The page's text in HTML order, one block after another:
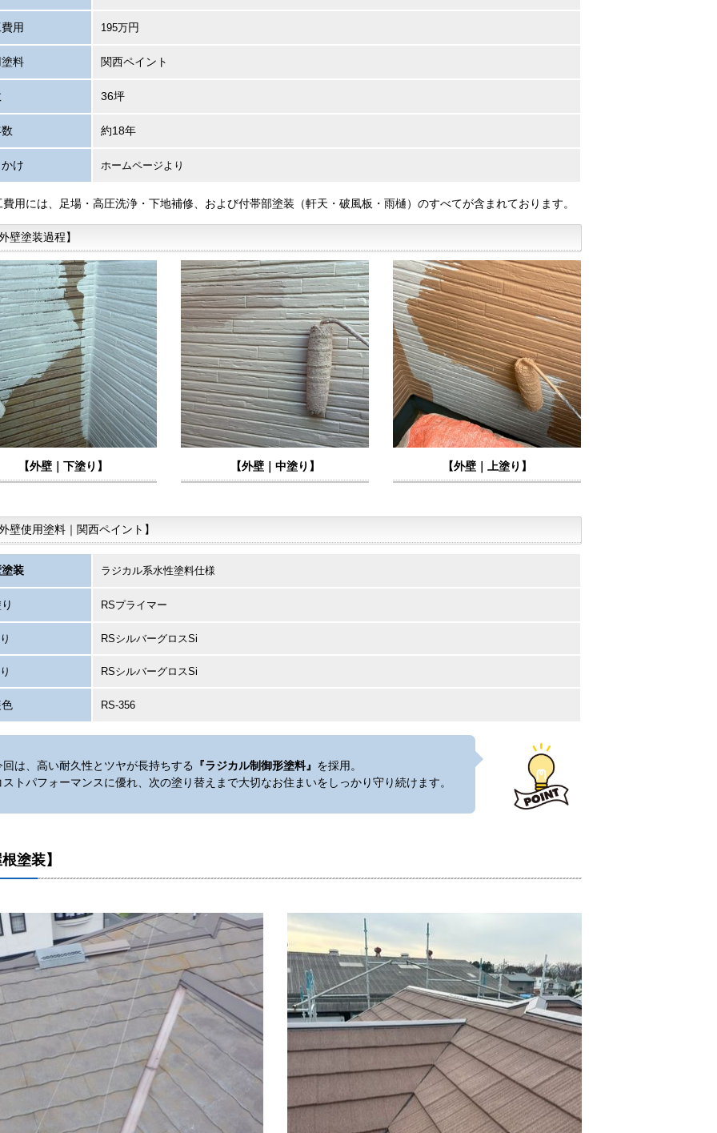
用 195万円
料 関西ペイント
36坪
約18年
け ホームページより
用には、足場・高圧洗浄・下地補修、および付帯部塗装（軒天・破風板・雨樋）のすべてが含まれております。
壁塗装過程】
【外壁｜下塗り】 【外壁｜中塗り】 【外壁｜上塗り】
壁使用塗料｜関西ペイント】
装 ラジカル系水性塗料仕様
RSプライマー
RSシルバーグロスSi
RSシルバーグロスSi
RS-356
回は、高い耐久性とツヤが長持ちする 『ラジカル制御形塗料』 を採用。
ストパフォーマンスに優れ、次の塗り替えまで大切なお住まいをしっかり守り続けます。
塗装】